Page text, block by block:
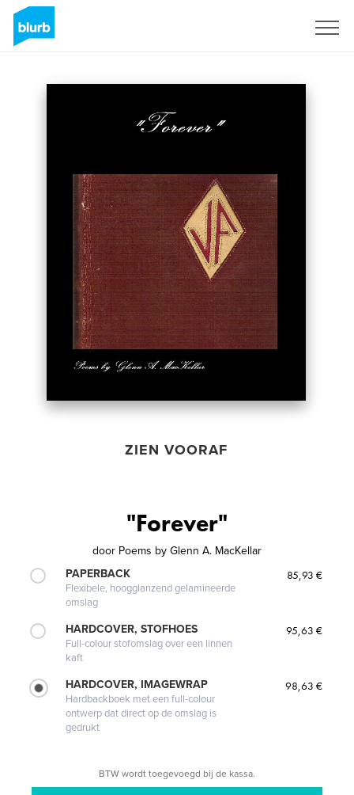
ZIEN VOORAF
"Forever"
door Poems by Glenn A. MacKellar
PAPERBACK
Flexibele, hoogglanzend gelamineerde
omslag
85,93 €
HARDCOVER, STOFHOES
Full-colour stofomslag over een linnen
kaft
95,63 €
HARDCOVER, IMAGEWRAP
Hardbackboek met een full-colour
ontwerp dat direct op de omslag is
gedrukt
98,63 €
BTW wordt toegevoegd bij de kassa.